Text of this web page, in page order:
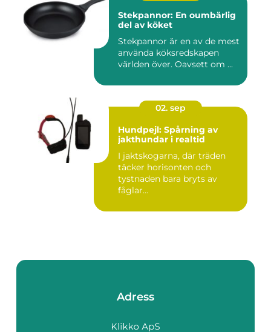
Stekpannor: En oumbärlig
del av köket
Stekpannor är en av de mest
använda köksredskapen
världen över. Oavsett om ...
02. sep
Hundpejl: Spårning av
jakthundar i realtid
I jaktskogarna, där träden
täcker horisonten och
tystnaden bara bryts av
fåglar...
Adress